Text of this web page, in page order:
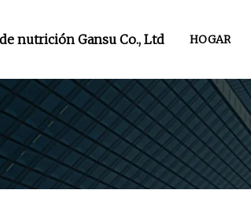
nutrición Gansu Co., Ltd HOGAR